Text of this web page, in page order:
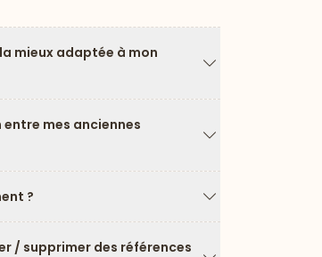
mieux adaptée à mon
mes anciennes
?
/ supprimer des références